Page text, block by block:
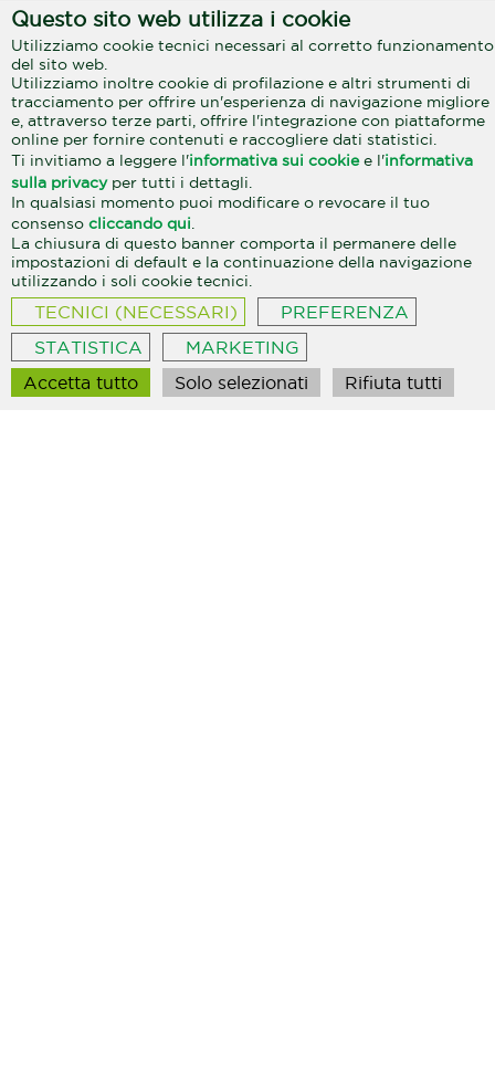
Questo sito web utilizza i cookie
Utilizziamo cookie tecnici necessari al corretto funzionamento
del sito web.
Utilizziamo inoltre cookie di profilazione e altri strumenti di
tracciamento per offrire un'esperienza di navigazione migliore
e, attraverso terze parti, offrire l'integrazione con piattaforme
online per fornire contenuti e raccogliere dati statistici.
Ti invitiamo a leggere l'informativa sui cookiee l'informativa
sulla privacyper tutti i dettagli.
In qualsiasi momento puoi modificare o revocare il tuo
consensocliccando qui
La chiusura di questo banner comporta il permanere delle
impostazioni di default e la continuazione della navigazione
utilizzando i soli cookie tecnici.
TECNICI (NECESSARI)
PREFERENZA
STATISTICA
MARKETING
Accetta tutto
Solo selezionati Rifiuta tutti